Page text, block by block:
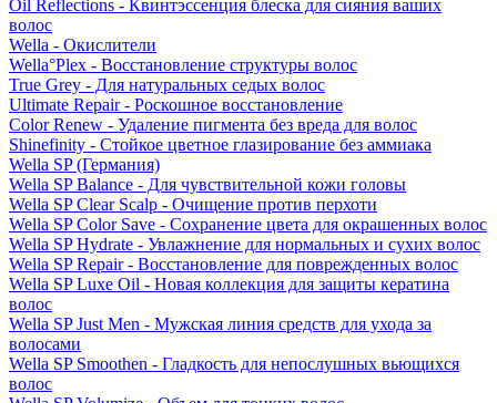
Oil Reflections - Квинтэссенция блеска для сияния ваших
волос
Wella - Окислители
Wella°Plex - Восстановление структуры волос
True Grey - Для натуральных седых волос
Ultimate Repair - Роскошное восстановление
Color Renew - Удаление пигмента без вреда для волос
Shinefinity - Стойкое цветное глазирование без аммиака
Wella SP (Германия)
Wella SP Balance - Для чувствительной кожи головы
Wella SP Clear Scalp - Очищение против перхоти
Wella SP Color Save - Сохранение цвета для окрашенных волос
Wella SP Hydrate - Увлажнение для нормальных и сухих волос
Wella SP Repair - Восстановление для поврежденных волос
Wella SP Luxe Oil - Новая коллекция для защиты кератина
волос
Wella SP Just Men - Мужская линия средств для ухода за
волосами
Wella SP Smoothen - Гладкость для непослушных вьющихся
волос